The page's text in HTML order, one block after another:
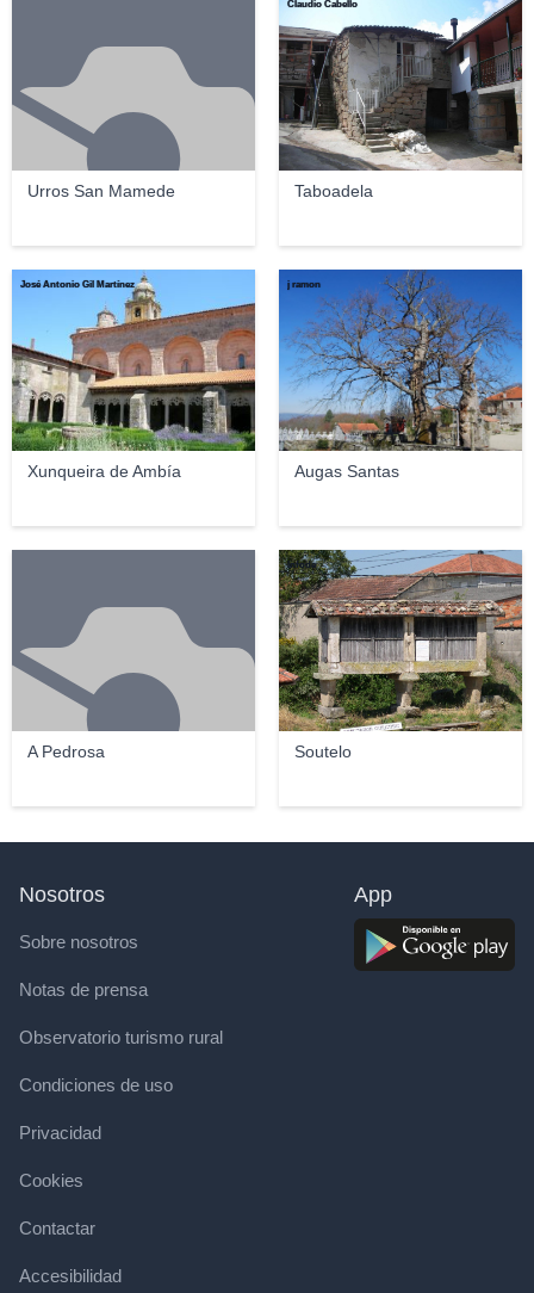
Urros San Mamede Taboadela
Claudio Cabello
Xunqueira de Ambía
José Antonio Gil Martínez
Augas Santas
j ramon
A Pedrosa Soutelo
Infode
Nosotros
Sobre nosotros
Notas de prensa
Observatorio turismo rural
Condiciones de uso
Privacidad
Cookies
Contactar
Accesibilidad
App